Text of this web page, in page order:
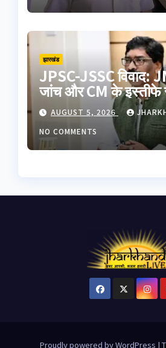
झारखंड
JPSC-JSSC विवाद:
जांच और CM के इस्तीफे
इनकार, छात्रों से
हाई लेवल कमेटी
AUGUST 5, 2026
NO COMMENTS
Proudly powered by WordPress |